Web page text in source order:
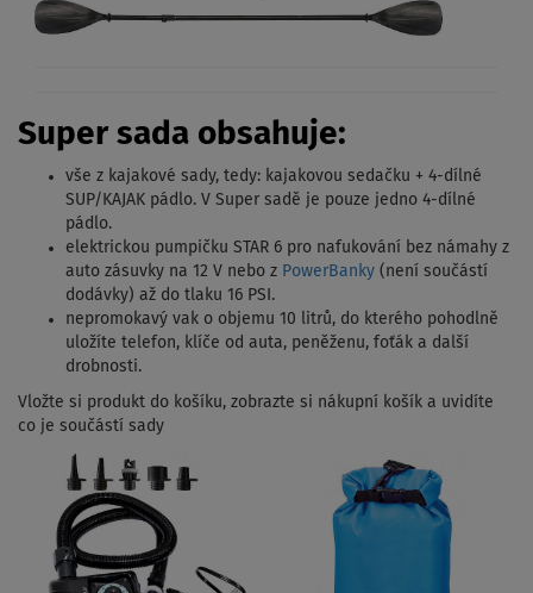
Super sada obsahuje:
vše z kajakové sady, tedy: kajakovou sedačku + 4-dílné
SUP/KAJAK pádlo. V Super sadě je pouze jedno 4-dílné
pádlo.
elektrickou pumpičku STAR 6 pro nafukování bez námahy z
auto zásuvky na 12 V nebo z PowerBanky (není součástí
dodávky) až do tlaku 16 PSI.
nepromokavý vak o objemu 10 litrů, do kterého pohodlně
uložíte telefon, klíče od auta, peněženu, foťák a další
drobnosti.
Vložte si produkt do košíku, zobrazte si nákupní košík a uvidíte
co je součástí sady